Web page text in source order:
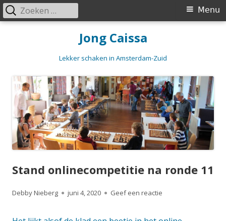
Jong Caissa
Lekker schaken in Amsterdam-Zuid
Primair
Menu
Zoeken
naar:
Stand onlinecompetitie na ronde 11
Auteur
Debby Nieberg
Gepubliceerd
juni 4, 2020 Geef een reactie